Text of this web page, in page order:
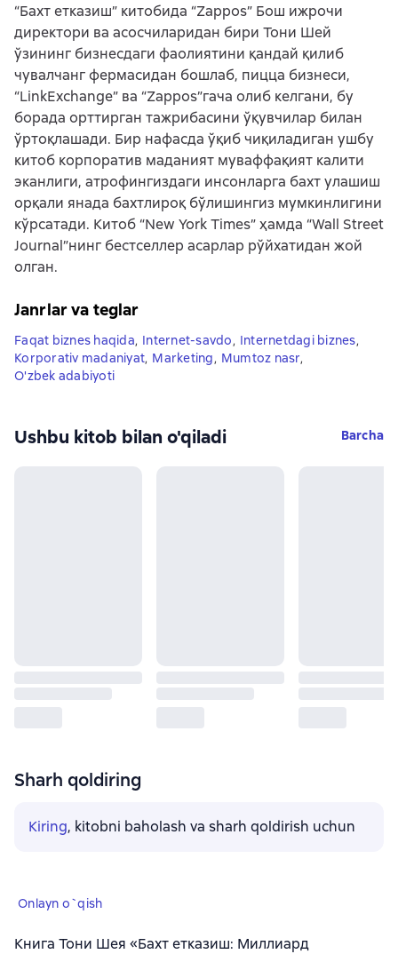
“Бахт етказиш” китобида “Zappos” Бош ижрочи
директори ва асосчиларидан бири Тони Шей
ўзининг бизнесдаги фаолиятини қандай қилиб
чувалчанг фермасидан бошлаб, пицца бизнеси,
“LinkExchange” ва “Zappos”гача олиб келгани, бу
борада орттирган тажрибасини ўқувчилар билан
ўртоқлашади. Бир нафасда ўқиб чиқиладиган ушбу
китоб корпоратив маданият муваффақият калити
эканлиги, атрофингиздаги инсонларга бахт улашиш
орқали янада бахтлироқ бўлишингиз мумкинлигини
кўрсатади. Китоб “New York Times” ҳамда “Wall Street
Journal”нинг бестселлер асарлар рўйхатидан жой
олган.
Janrlar va teglar
Faqat biznes haqida, Internet-savdo, Internetdagi biznes,
Korporativ madaniyat, Marketing, Mumtoz nasr,
O'zbek adabiyoti
Ushbu kitob bilan o'qiladi Barcha
Sharh qoldiring
Kiring, kitobni baholash va sharh qoldirish uchun
Onlayn o`qish
Книга Тони Шея «Бахт етказиш: Миллиард